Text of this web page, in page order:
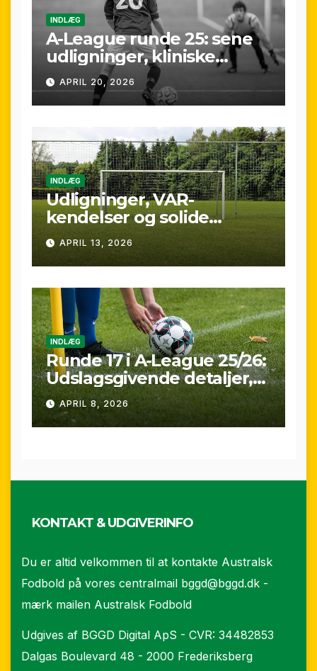
INDLÆG
A-League runde 25: sene
udligninger, kliniske
kontraster og små
marginaler
APRIL 20, 2026
INDLÆG
Udligninger, VAR-
kendelser og solide
præstationer: Overblik
over A-League runde 24
(25/26)
APRIL 13, 2026
INDLÆG
Runde 17 i A-League 25/26:
Udslagsgivende detaljer,
sene scoringer og VAR-
drama
APRIL 8, 2026
KONTAKT & UDGIVERINFO
Du er altid velkommen til at kontakte Australsk
Fodbold på vores centralmail bggd@bggd.dk -
mærk mailen Australsk Fodbold
Udgives af BGGD Digital ApS - CVR: 34482853
Dalgas Boulevard 48 - 2000 Frederiksberg